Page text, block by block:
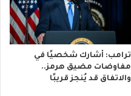
ترامب: أشارك شخصيًا في
مفاوضات مضيق هرمز..
والاتفاق قد يُنجز قريبًا